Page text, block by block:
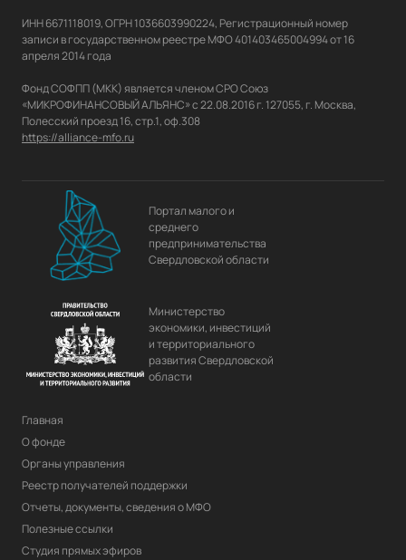
ИНН 6671118019, ОГРН 1036603990224, Регистрационный номер
записи в государственном реестре МФО 401403465004994 от 16
апреля 2014 года
Фонд СОФПП (МКК) является членом СРО Союз
«МИКРОФИНАНСОВЫЙ АЛЬЯНС» с 22.08.2016 г. 127055, г. Москва,
https://alliance-mfo.ru
Портал малого и
среднего
предпринимательства
Свердловской области
Министерство
экономики, инвестиций
и территориального
развития Свердловской
области
Главная
О фонде
Органы управления
Реестр получателей поддержки
Отчеты, документы, сведения о МФО
Полезные ссылки
Студия прямых эфиров